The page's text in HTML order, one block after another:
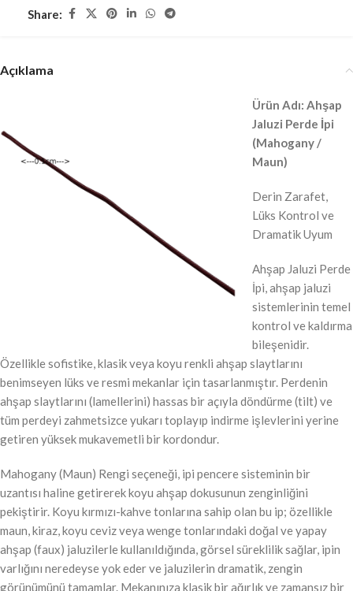
Share:
Açıklama
Ürün Adı: Ahşap
Jaluzi Perde İpi
(Mahogany /
Maun)
Derin Zarafet,
Lüks Kontrol ve
Dramatik Uyum
Ahşap Jaluzi Perde
İpi, ahşap jaluzi
sistemlerinin temel
kontrol ve kaldırma
bileşenidir.
Özellikle sofistike, klasik veya koyu renkli ahşap slaytlarını
benimseyen lüks ve resmi mekanlar için tasarlanmıştır. Perdenin
ahşap slaytlarını (lamellerini) hassas bir açıyla döndürme (tilt) ve
tüm perdeyi zahmetsizce yukarı toplayıp indirme işlevlerini yerine
getiren yüksek mukavemetli bir kordondur.
Mahogany (Maun) Rengi seçeneği, ipi pencere sisteminin bir
uzantısı haline getirerek koyu ahşap dokusunun zenginliğini
pekiştirir. Koyu kırmızı-kahve tonlarına sahip olan bu ip; özellikle
maun, kiraz, koyu ceviz veya wenge tonlarındaki doğal ve yapay
ahşap (faux) jaluzilerle kullanıldığında, görsel süreklilik sağlar, ipin
varlığını neredeyse yok eder ve jaluzilerin dramatik, zengin
görünümünü tamamlar. Mekanınıza klasik bir ağırlık ve zamansız bir